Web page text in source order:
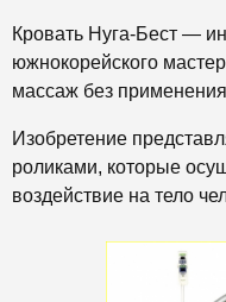
Кровать Нуга-Бест —
южнокорейского
массаж без
Изобретение
роликами, которые
воздействие на тело